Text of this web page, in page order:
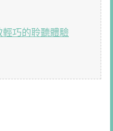
巧的聆聽體驗